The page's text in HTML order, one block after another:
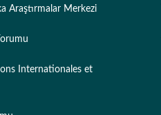
Araştırmalar Merkezi
Internationales et